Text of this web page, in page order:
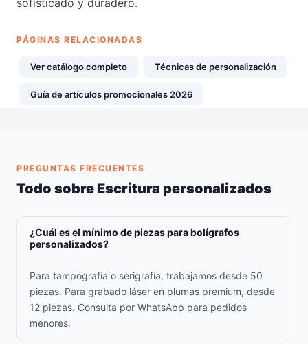
sofisticado y duradero.
PÁGINAS RELACIONADAS
Ver catálogo completo Técnicas de personalización
Guía de artículos promocionales 2026
PREGUNTAS FRECUENTES
Todo sobre Escritura personalizados
¿Cuál es el mínimo de piezas para bolígrafos
personalizados?
Para tampografía o serigrafía, trabajamos desde 50
piezas. Para grabado láser en plumas premium, desde
12 piezas. Consulta por WhatsApp para pedidos
menores.